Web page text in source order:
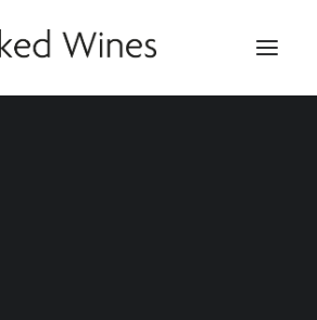
du inte hittar det du söker eller